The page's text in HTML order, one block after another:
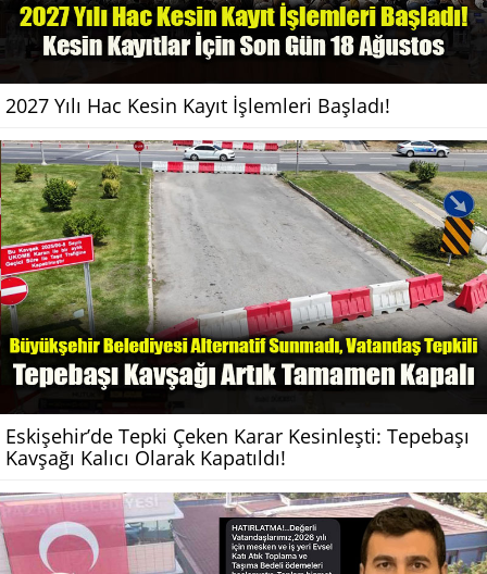
2027 Yılı Hac Kesin Kayıt İşlemleri Başladı!
Eskişehir’de Tepki Çeken Karar Kesinleşti: Tepebaşı
Kavşağı Kalıcı Olarak Kapatıldı!